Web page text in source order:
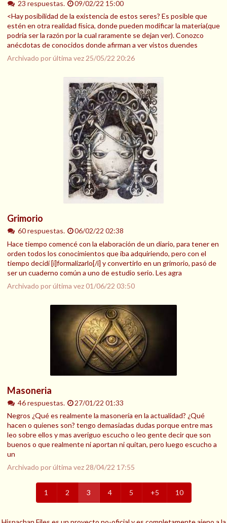
23 respuestas.
09/02/22 15:00
<Hay posibilidad de la existencia de estos seres? Es posible que
estén en otra realidad física, donde pueden modificar la materia(que
podría ser la razón por la cual raramente se dejan ver). Conozco
anécdotas de conocidos donde afirman a ver vistos duendes
Archivado por última vez 25/05/22 20:26
Grimorio
60 respuestas.
06/02/22 02:38
Hace tiempo comencé con la elaboración de un diario, para tener en
orden todos los conocimientos que iba adquiriendo, pero con el
tiempo decidí [i]formalizarlo[/i] y convertirlo en un grimorio, pasó de
ser un cuaderno común a uno de estudio serio. Les agra
Archivado por última vez01/06/22 03:50
Masoneria
46 respuestas.
27/01/22 01:33
Negros ¿Qué es realmente la masonería en la actualidad? ¿Qué
hacen o quienes son? tengo demasiadas dudas porque entre mas
leo sobre ellos y mas averiguo escucho o leo gente decir que son
buenos o que realmente ni aportan ni quitan, pero luego escucho a
un
Archivado por última vez 28/04/22 17:55
1 2 3 4 5 +5 10